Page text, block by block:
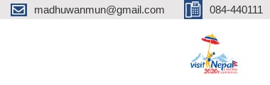
madhuwanmun@gmail.com 084-440111